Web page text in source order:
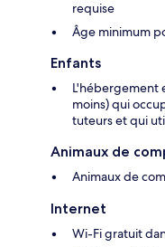
requise
Âge minimum
Enfants
L'hébergement
moins) qui
tuteurs et qui
Animaux de
Animaux de
Internet
Wi-Fi gratuit